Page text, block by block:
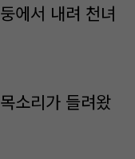
에서 내려 천녀
소리가 들려왔